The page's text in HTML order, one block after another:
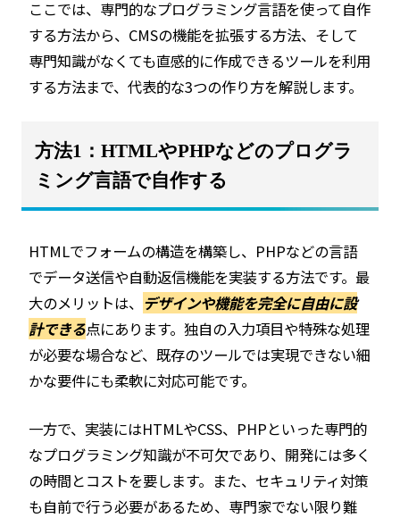
ここでは、専門的なプログラミング言語を使って自作
する方法から、CMSの機能を拡張する方法、そして
専門知識がなくても直感的に作成できるツールを利用
する方法まで、代表的な3つの作り方を解説します。
方法1：HTMLやPHPなどのプログラ
ミング言語で自作する
HTMLでフォームの構造を構築し、PHPなどの言語
でデータ送信や自動返信機能を実装する方法です。最
大のメリットは、 デザインや機能を完全に自由に設
計できる点にあります。独自の入力項目や特殊な処理
が必要な場合など、既存のツールでは実現できない細
かな要件にも柔軟に対応可能です。
一方で、実装にはHTMLやCSS、PHPといった専門的
なプログラミング知識が不可欠であり、開発には多く
の時間とコストを要します。また、セキュリティ対策
も自前で行う必要があるため、専門家でない限り難